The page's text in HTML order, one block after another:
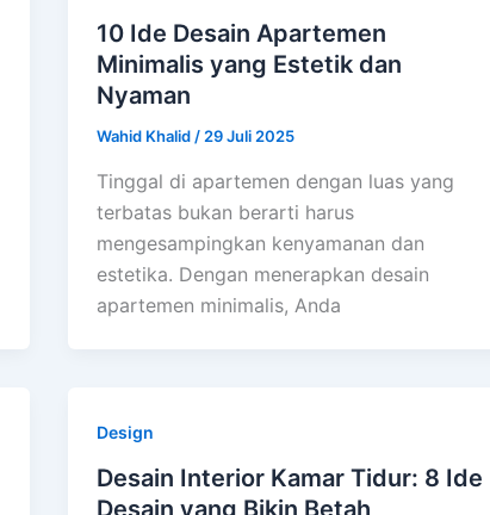
10 Ide Desain Apartemen
Minimalis yang Estetik dan
Nyaman
Wahid Khalid / 29 Juli 2025
Tinggal di apartemen dengan luas yang
terbatas bukan berarti harus
mengesampingkan kenyamanan dan
estetika. Dengan menerapkan desain
apartemen minimalis, Anda
Design
Desain Interior Kamar Tidur: 8 Ide
Desain yang Bikin Betah